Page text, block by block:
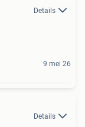
Details
9 mei 26
Details